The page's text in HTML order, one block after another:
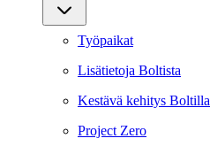
Työpaikat
Lisätietoja Boltista
Kestävä kehitys Boltilla
Project Zero